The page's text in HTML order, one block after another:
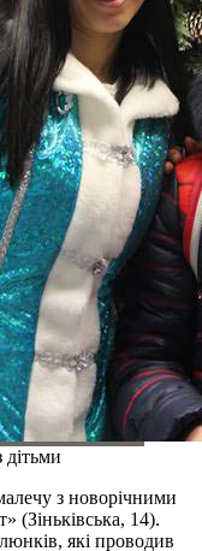
з новорічними
(Зіньківська, 14).
які проводив